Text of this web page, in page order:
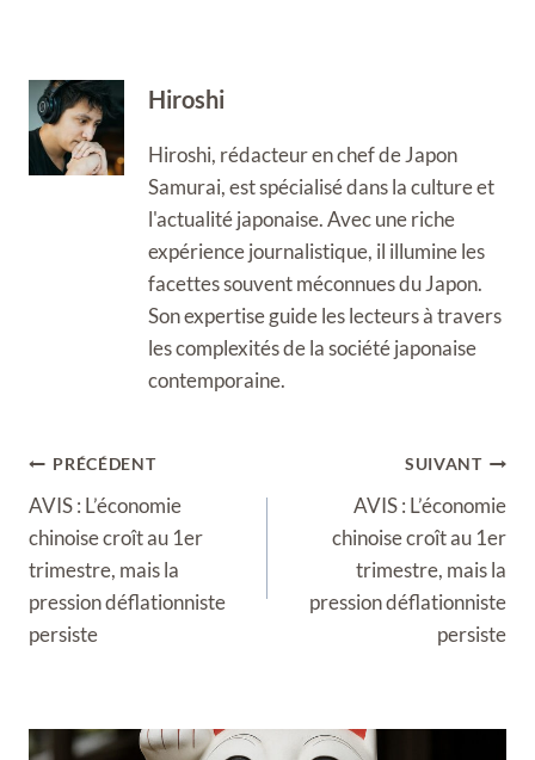
Hiroshi
Hiroshi, rédacteur en chef de Japon
Samurai, est spécialisé dans la culture et
l'actualité japonaise. Avec une riche
expérience journalistique, il illumine les
facettes souvent méconnues du Japon.
Son expertise guide les lecteurs à travers
les complexités de la société japonaise
contemporaine.
Navigation
de
l’article
PRÉCÉDENT
AVIS : L’économie
chinoise croît au 1er
trimestre, mais la
pression déflationniste
persiste
SUIVANT
AVIS : L’économie
chinoise croît au 1er
trimestre, mais la
pression déflationniste
persiste